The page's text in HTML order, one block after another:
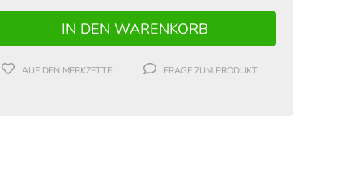
AUF DEN MERKZETTEL FRAGE ZUM PRODUKT